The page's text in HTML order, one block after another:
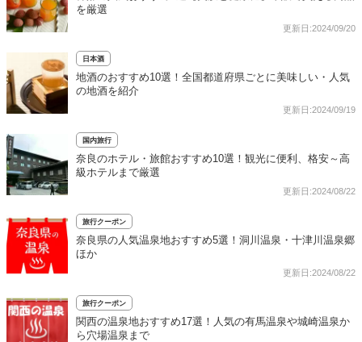
を厳選
更新日:2024/09/20
日本酒
地酒のおすすめ10選！全国都道府県ごとに美味しい・人気
の地酒を紹介
更新日:2024/09/19
国内旅行
奈良のホテル・旅館おすすめ10選！観光に便利、格安～高
級ホテルまで厳選
更新日:2024/08/22
旅行クーポン
奈良県の人気温泉地おすすめ5選！洞川温泉・十津川温泉郷
ほか
更新日:2024/08/22
旅行クーポン
関西の温泉地おすすめ17選！人気の有馬温泉や城崎温泉か
ら穴場温泉まで